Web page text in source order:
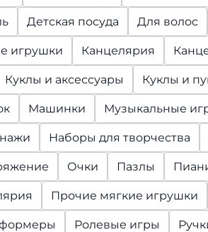
Детская посуда Для волос
игрушки Канцелярия
Куклы и аксессуары Куклы и
Машинки Музыкальные
Наборы для творчества
Очки Пазлы
Прочие мягкие игрушки
Ролевые игры